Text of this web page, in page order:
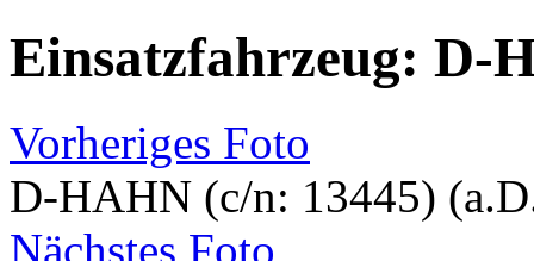
Einsatzfahrzeug: D-
Vorheriges Foto
D-HAHN (c/n: 13445)
Nächstes Foto